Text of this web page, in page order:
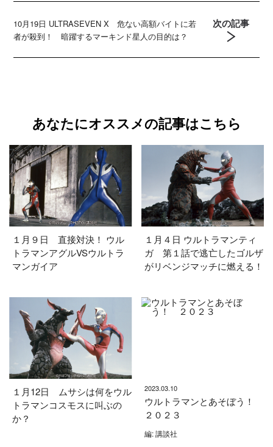
10月19日 ULTRASEVEN X 危ない高額バイトに若
者が殺到！ 暗躍するマーキンド星人の目的は？
次の記事
あなたにオススメの記事はこちら
１月９日 直接対決！ ウル
トラマンアグルVSウルトラ
マンガイア
１月４日 ウルトラマンティ
ガ 第１話で逃亡したゴルザ
がリベンジマッチに燃える！
１月12日 ムサシは何をウル
トラマンコスモスに叫ぶの
か？
2023.03.10
ウルトラマンとあそぼう！
２０２３
編: 講談社